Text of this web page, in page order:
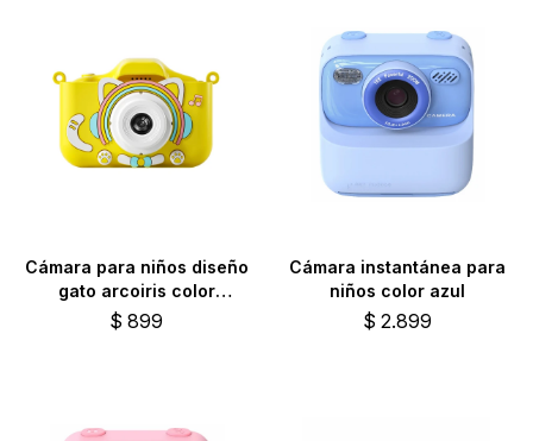
Cámara para niños diseño
gato arcoiris color
amarillo
$ 899
Cámara instantánea para
niños color azul
$ 2.899